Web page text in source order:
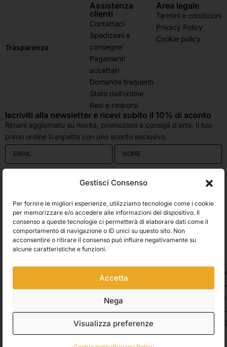
Gestisci Consenso
Per fornire le migliori esperienze, utilizziamo tecnologie come i cookie
per memorizzare e/o accedere alle informazioni del dispositivo. Il
consenso a queste tecnologie ci permetterà di elaborare dati come il
comportamento di navigazione o ID unici su questo sito. Non
acconsentire o ritirare il consenso può influire negativamente su
alcune caratteristiche e funzioni.
Accetta
Nega
Visualizza preferenze
Trasparenza
Assistenza
clienti
Contattaci
Spedizioni e
consegne
Pagamenti
accettati
Domande frequenti
Stato dell’ordine
Resi e rimborsi
Area legale
Termini e condizioni
Privacy Policy
Cookie policy
Iscriviti alla newsletter e ricevi subito il 10% di sconto
Rimani aggiornato su novità, promozioni e consigli d’arte. Il tuo
primo ordine ti aspetta con uno sconto esclusivo.
accetti che i dati personali da te forniti vengano trasferiti a Brevo per il
Accetto le condizioni generali e di ricevere le Newsletters.
ISCRIVITI
Spedizioni
© 2026 Belle Arti Corbara, IT03736520408 – REA: FO – 314246. All rights